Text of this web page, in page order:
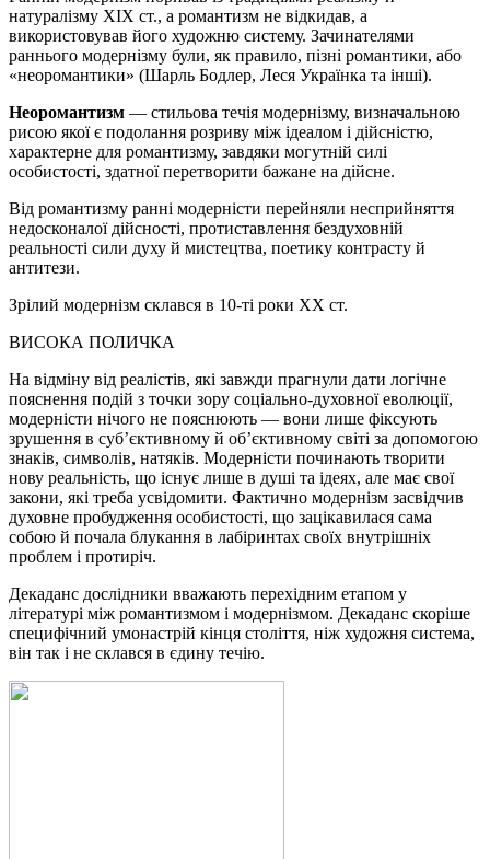
натуралізму XIX ст., а романтизм не відкидав, а
використовував його художню систему. Зачинателями
раннього модернізму були, як правило, пізні романтики, або
«неоромантики» (Шарль Бодлер, Леся Українка та інші).
Неоромантизм — стильова течія модернізму, визначальною
рисою якої є подолання розриву між ідеалом і дійсністю,
характерне для романтизму, завдяки могутній силі
особистості, здатної перетворити бажане на дійсне.
Від романтизму ранні модерністи перейняли несприйняття
недосконалої дійсності, протиставлення бездуховній
реальності сили духу й мистецтва, поетику контрасту й
антитези.
Зрілий модернізм склався в 10-ті роки XX ст.
ВИСОКА ПОЛИЧКА
На відміну від реалістів, які завжди прагнули дати логічне
пояснення подій з точки зору соціально-духовної еволюції,
модерністи нічого не пояснюють — вони лише фіксують
зрушення в суб’єктивному й об’єктивному світі за допомогою
знаків, символів, натяків. Модерністи починають творити
нову реальність, що існує лише в душі та ідеях, але має свої
закони, які треба усвідомити. Фактично модернізм засвідчив
духовне пробудження особистості, що зацікавилася сама
собою й почала блукання в лабіринтах своїх внутрішніх
проблем і протиріч.
Декаданс дослідники вважають перехідним етапом у
літературі між романтизмом і модернізмом. Декаданс скоріше
специфічний умонастрій кінця століття, ніж художня система,
він так і не склався в єдину течію.